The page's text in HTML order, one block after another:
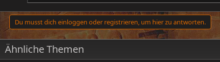
Du musst dich einloggen oder registrieren, um hier zu antworten.
Ähnliche Themen